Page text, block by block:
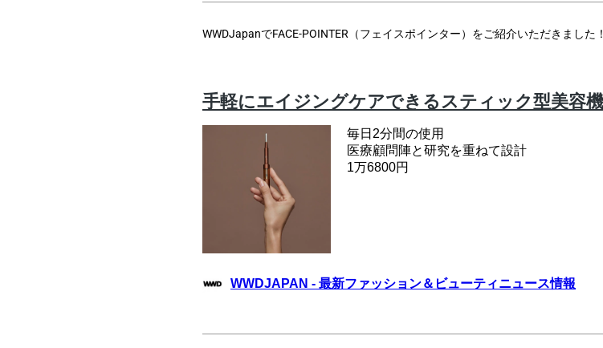
WWDJapanでFACE-POINTER（フェイスポインター）をご紹介いただきました！